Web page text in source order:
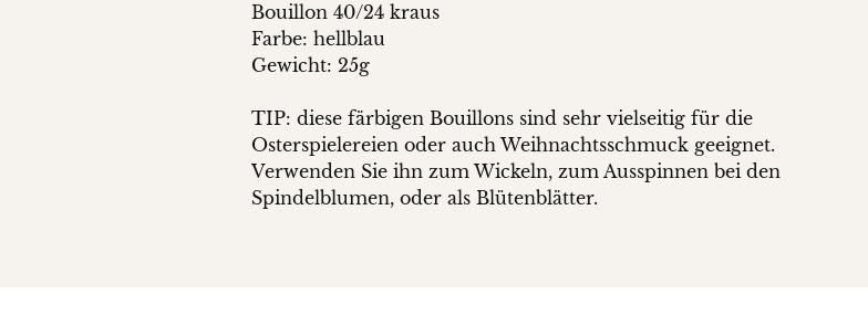
Bouillon 40/24 kraus
Farbe: hellblau
Gewicht: 25g
TIP: diese färbigen Bouillons sind sehr vielseitig für die
Osterspielereien oder auch Weihnachtsschmuck geeignet.
Verwenden Sie ihn zum Wickeln, zum Ausspinnen bei den
Spindelblumen, oder als Blütenblätter.